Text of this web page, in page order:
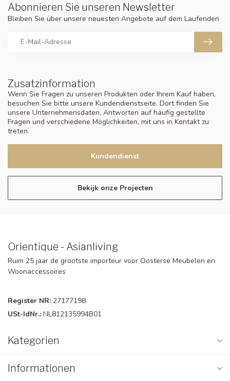
Zusatzinformation
Wenn Sie Fragen zu unseren Produkten oder Ihrem Kauf haben,
besuchen Sie bitte unsere Kundendienstseite. Dort finden Sie
unsere Unternehmensdaten, Antworten auf häufig gestellte
Fragen und verschiedene Möglichkeiten, mit uns in Kontakt zu
treten.
Kundendienst
Bekijk onze Projecten
Abonnieren Sie unseren Newsletter
Bleiben Sie über unsere neuesten Angebote auf dem Laufenden
Orientique - Asianliving
Ruim 25 jaar de grootste importeur voor Oosterse Meubelen en
Woonaccessoires
Register NR: 27177198
USt-IdNr.: NL812135994B01
Kategorien
Informationen